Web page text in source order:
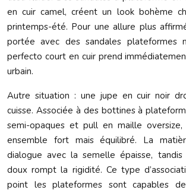
en cuir camel, créent un look bohème
printemps-été. Pour une allure plus
portée avec des sandales plateformes
perfecto court en cuir prend
urbain.
Autre situation : une jupe en cuir noir
cuisse. Associée à des bottines à
semi-opaques et pull en maille
ensemble fort mais équilibré. La
dialogue avec la semelle épaisse,
doux rompt la rigidité. Ce type
point les plateformes sont capables